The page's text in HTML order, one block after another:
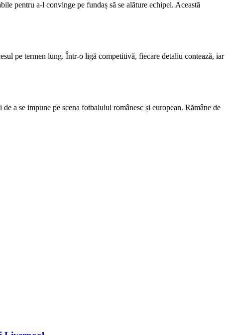
pentru a-l convinge pe fundaș să se alăture echipei. Această
pe termen lung. Într-o ligă competitivă, fiecare detaliu contează, iar
a se impune pe scena fotbalului românesc și european. Rămâne de